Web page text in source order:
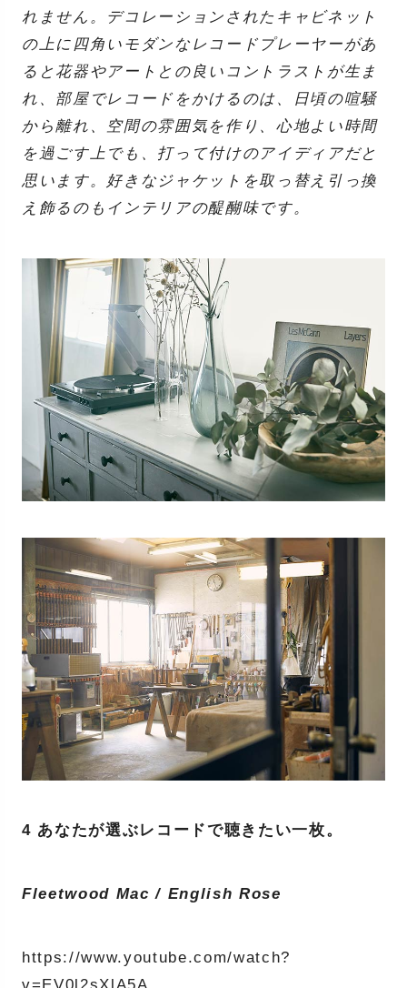
れません。デコレーションされたキャビネット
の上に四角いモダンなレコードプレーヤーがあ
ると花器やアートとの良いコントラストが生ま
れ、部屋でレコードをかけるのは、日頃の喧騒
から離れ、空間の雰囲気を作り、心地よい時間
を過ごす上でも、打って付けのアイディアだと
思います。好きなジャケットを取っ替え引っ換
え飾るのもインテリアの醍醐味です。
4 あなたが選ぶレコードで聴きたい一枚。
Fleetwood Mac / English Rose
https://www.youtube.com/watch?
v=EV0l2sXlA5A